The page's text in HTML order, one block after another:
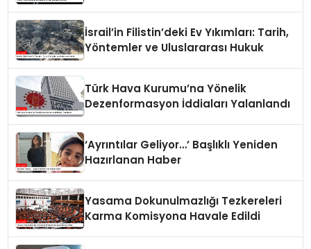
İsrail’in Filistin’deki Ev Yıkımları: Tarih,
Yöntemler ve Uluslararası Hukuk
Türk Hava Kurumu’na Yönelik
Dezenformasyon İddiaları Yalanlandı
‘Ayrıntılar Geliyor…’ Başlıklı Yeniden
Hazırlanan Haber
Yasama Dokunulmazlığı Tezkereleri
Karma Komisyona Havale Edildi